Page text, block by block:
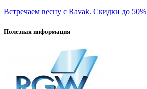
Встречаем весну с Ravak. Скидки до 50%
Полезная информация